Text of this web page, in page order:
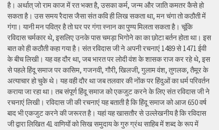
है। अर्थात् जो राम काज में रत भक्त है, उसका कर्म, जन्म और जाति कमतर कैसे हो
सकता है। उस समय रैदास जैसा संत कवि ही लिख सकता था, मन चंगा तो कठौती में
गंगा। यानी मन पवित्र है तो घर पर गंगा स्नान का पुण्य मिलता सकता है। चूंकि
रविदास चर्मकार थे, इसलिए उनके पास चमड़ा भिगोने का का छोटा बर्तन होता था। इस
बात को ही कठौती कहा गया है। संत रविदास जी ने अपनी रचनाएं 1489 से 1471 ईवी
के बीच लिखी। यह वह दौर था, जब भारत पर लोदी वंश के शासक राज कर रहे थे, इस
से पहले हिंदू समाज पर कासिम, गजनवी, गौरी, खिलजी, गुलाम वंश, तुगलक, तैमूर के
अत्याचार हो चुके थे। यह वही दौर था जब तलवार की नोंक पर हिंदुओं का धर्म परिवर्तन
कराया जा रहा था। तब संपूर्ण हिंदू समाज को एकजुट करने के लिए संत रविदास जी ने
रचनाएं लिखी। रविदास जी की रचनाएं यह बताती है कि हिंदू समाज को आज 650 वर्ष
बाद भी एकजुट करने की जरूरत है। यहां यह खासतौर से उल्लेखनीय है कि रविदास
जी द्वारा लिखित 41 वाणियोंं को सिख समुदाय के गुरु ग्रंथ साहिब में शब्द के रूप में